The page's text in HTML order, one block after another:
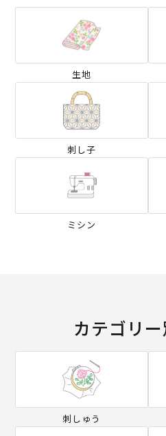
生地
刺し子
ミシン
カテゴリ
刺しゅう